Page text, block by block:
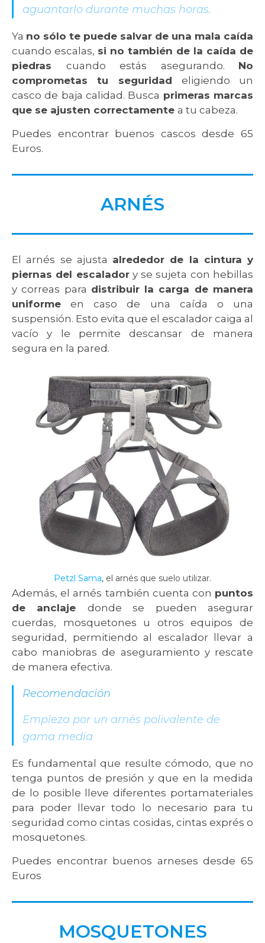
aguantarlo durante muchas horas.
Ya no sólo te puede salvar de una mala caída
cuando escalas, si no también de la caída de
piedras cuando estás asegurando. No
comprometas tu seguridad eligiendo un
casco de baja calidad. Busca primeras marcas
que se ajusten correctamente a tu cabeza.
Puedes encontrar buenos cascos desde 65
Euros.
ARNÉS
El arnés se ajusta alrededor de la cintura y
piernas del escaladory se sujeta con hebillas
y correas para distribuir la carga de manera
uniforme en caso de una caída o una
suspensión. Esto evita que el escalador caiga al
vacío y le permite descansar de manera
segura en la pared.
Petzl Sama, el arnés que suelo utilizar.
Además, el arnés también cuenta con puntos
de anclaje donde se pueden asegurar
cuerdas, mosquetones u otros equipos de
seguridad, permitiendo al escalador llevar a
cabo maniobras de aseguramiento y rescate
de manera efectiva.
Recomendación
Empieza por un arnés polivalente de
gama media
Es fundamental que resulte cómodo, que no
tenga puntos de presión y que en la medida
de lo posible lleve diferentes portamateriales
para poder llevar todo lo necesario para tu
seguridad como cintas cosidas, cintas exprés o
mosquetones.
Puedes encontrar buenos arneses desde 65
Euros
MOSQUETONES